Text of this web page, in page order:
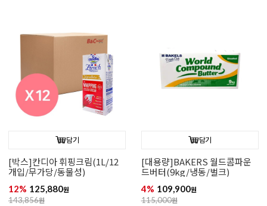
담기
[박스]칸디아 휘핑크림(1L/12
개입/무가당/동물성)
12% 125,880원
143,856원
담기
[대용량]BAKERS 월드콤파운
드버터(9kg/냉동/벌크)
4% 109,900원
115,000원